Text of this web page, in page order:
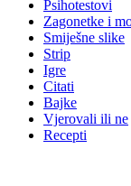
Psihotestovi
Zagonetke i
Smiješne slike
Strip
Igre
Citati
Bajke
Vjerovali ili ne
Recepti